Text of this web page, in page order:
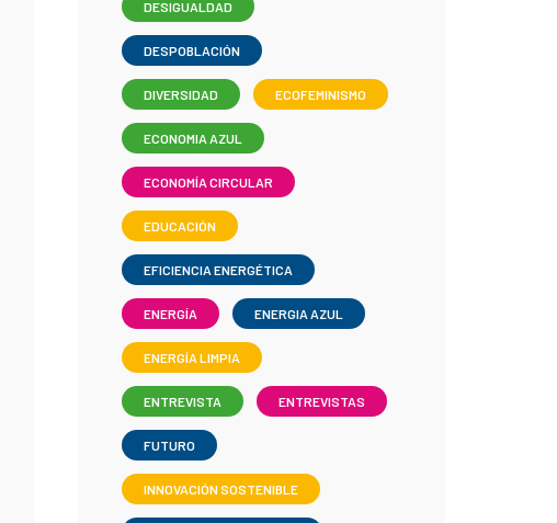
DESIGUALDAD
DESPOBLACIÓN
DIVERSIDAD ECOFEMINISMO
ECONOMIA AZUL
ECONOMÍA CIRCULAR
EDUCACIÓN
EFICIENCIA ENERGÉTICA
ENERGÍA ENERGIA AZUL
ENERGÍA LIMPIA
ENTREVISTA ENTREVISTAS
FUTURO
INNOVACIÓN SOSTENIBLE